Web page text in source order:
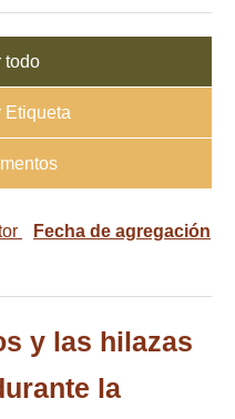
todo
Etiqueta
Fecha de agregación
y las hilazas
la